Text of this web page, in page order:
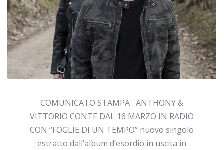
COMUNICATO STAMPA ANTHONY &
VITTORIO CONTE DAL 16 MARZO IN RADIO
CON “FOGLIE DI UN TEMPO” nuovo singolo
estratto dall’album d’esordio in uscita in